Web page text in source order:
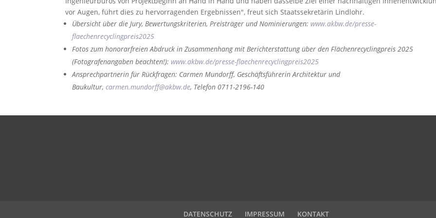
vor Augen, führt dies zu hervorragenden Ergebnissen", freut sich Staatssekretärin Lindlohr.
Übersicht über die Jury, Bewertungskriterien, Preisträger und Nominierungen: www.akbw.de/presse-
flaechenrecyclingpreis2025
Fotos zum honorarfreien Abdruck in Zusammenhang mit Berichterstattung über den Flächenrecyclingpreis 2025
(Fotografenangaben beachten!): www.akbw.de/presse-flaechenrecyclingpreis2025
Ansprechpartnerin für Rückfragen: Carmen Mundorff, Geschäftsführerin Architektur und
Baukultur,carmen.mundorff@akbw.de, Telefon 0711-2196-140
DATENSCHUTZ IMPRESSUM KONTAKT